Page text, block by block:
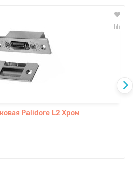
Palidore L2 Хром